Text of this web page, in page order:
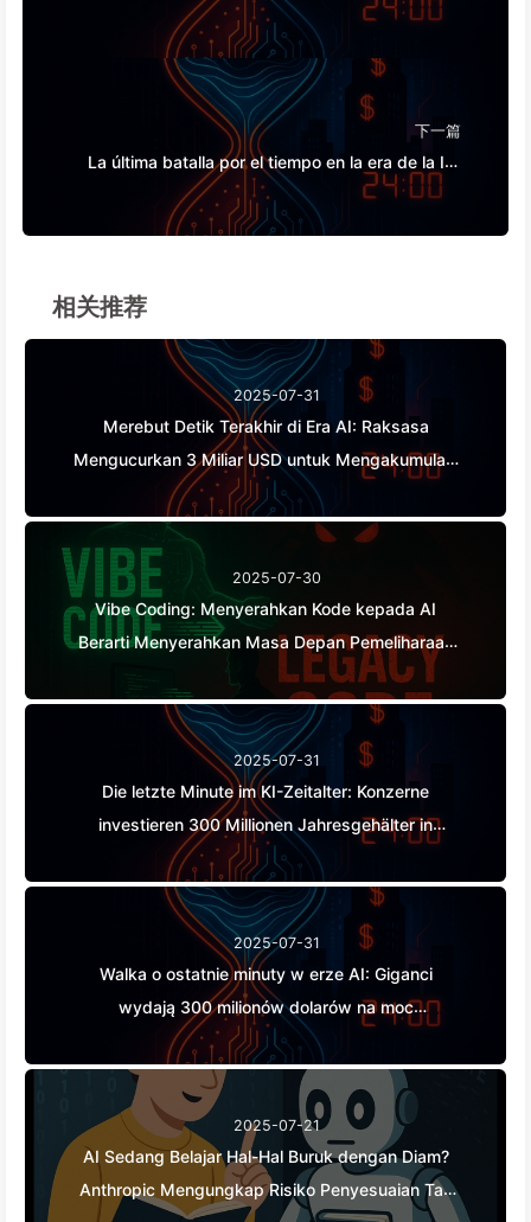
Mengucurkan 3 Miliar USD untuk Mengakumulasi
Kekuatan Komputasi, Mengambil Tidur Anda dan
Mengeksploitasi Waktu Luang untuk Dijual
kepada Pengiklan, Kerajaan Digital Tak Kenal
Kasih Menentukan Harga Waktu Fokus Anda——
Pelajari AI Secara Perlahan166
下一篇
La última batalla por el tiempo en la era de la IA:
gigantes invierten 300 millones en salarios para
acaparar tu tiempo libre y venderlo a los
相关推荐
2025-07-31
Merebut Detik Terakhir di Era AI: Raksasa
Mengucurkan 3 Miliar USD untuk Mengakumulasi
Kekuatan Komputasi, Mengambil Tidur Anda dan
Mengeksploitasi Waktu Luang untuk Dijual
kepada Pengiklan, Kerajaan Digital Tak Kenal
Kasih Menentukan Harga Waktu Fokus Anda——
Pelajari AI Secara Perlahan166
2025-07-30
Vibe Coding: Menyerahkan Kode kepada AI
Berarti Menyerahkan Masa Depan Pemeliharaan
— Belajar AI dengan Perlahan
2025-07-31
Die letzte Minute im KI-Zeitalter: Konzerne
investieren 300 Millionen Jahresgehälter in
Rechenleistung, rauben dir Schlaf und Freizeit,
um sie an Werbetreibende zu verkaufen - die
digitalen Imperien setzen den Preis für deine
Aufmerksamkeit
2025-07-31
Walka o ostatnie minuty w erze AI: Giganci
wydają 300 milionów dolarów na moc
obliczeniową, by skraść twoje chwile relaksu i
sprzedać je reklamodawcom, cyfrowe imperia
bezlitośnie wyceniają twój czas skupienia —
Powoli odkrywamy AI 166
2025-07-21
AI Sedang Belajar Hal-Hal Buruk dengan Diam?
Anthropic Mengungkap Risiko Penyesuaian Tak